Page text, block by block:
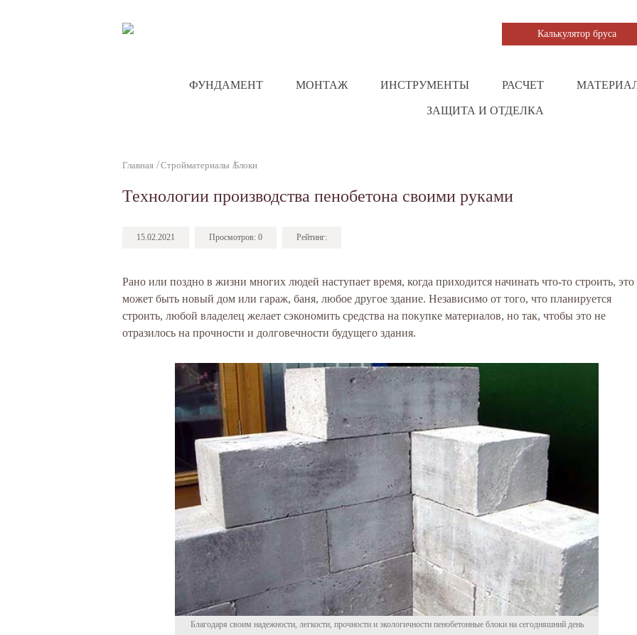
Калькулятор бруса
ФУНДАМЕНТ МОНТАЖ ИНСТРУМЕНТЫ РАСЧЕТ
ЗАЩИТА И ОТДЕЛКА
Главная Стройматериалы Блоки
Технологии производства пенобетона своими руками
15.02.2021 Просмотров: 0 Рейтинг:
Рано или поздно в жизни многих людей наступает время, когда приходится начинать что-то строить, это
может быть новый дом или гараж, баня, любое другое здание. Независимо от того, что планируется
строить, любой владелец желает сэкономить средства на покупке материалов, но так, чтобы это не
отразилось на прочности и долговечности будущего здания.
Благодаря своим надежности, легкости, прочности и экологичности пенобетонные блоки на сегодняшний день